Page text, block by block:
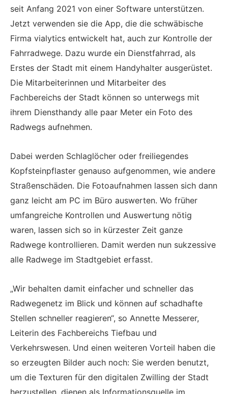
seit Anfang 2021 von einer Software unterstützen.
Jetzt verwenden sie die App, die die schwäbische
Firma vialytics entwickelt hat, auch zur Kontrolle der
Fahrradwege. Dazu wurde ein Dienstfahrrad, als
Erstes der Stadt mit einem Handyhalter ausgerüstet.
Die Mitarbeiterinnen und Mitarbeiter des
Fachbereichs der Stadt können so unterwegs mit
ihrem Diensthandy alle paar Meter ein Foto des
Radwegs aufnehmen.
Dabei werden Schlaglöcher oder freiliegendes
Kopfsteinpflaster genauso aufgenommen, wie andere
Straßenschäden. Die Fotoaufnahmen lassen sich dann
ganz leicht am PC im Büro auswerten. Wo früher
umfangreiche Kontrollen und Auswertung nötig
waren, lassen sich so in kürzester Zeit ganze
Radwege kontrollieren. Damit werden nun sukzessive
alle Radwege im Stadtgebiet erfasst.
„Wir behalten damit einfacher und schneller das
Radwegenetz im Blick und können auf schadhafte
Stellen schneller reagieren“, so Annette Messerer,
Leiterin des Fachbereichs Tiefbau und
Verkehrswesen. Und einen weiteren Vorteil haben die
so erzeugten Bilder auch noch: Sie werden benutzt,
um die Texturen für den digitalen Zwilling der Stadt